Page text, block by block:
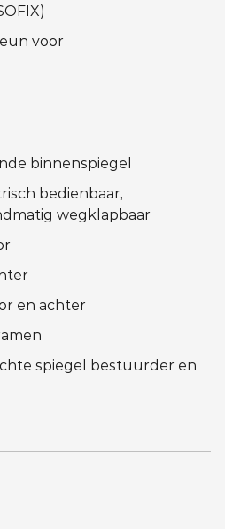
voor
binnenspiegel
bedienbaar,
wegklapbaar
en achter
spiegel bestuurder en